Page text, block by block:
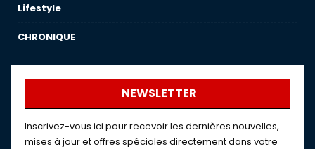
Lifestyle
CHRONIQUE
NEWSLETTER
Inscrivez-vous ici pour recevoir les dernières nouvelles,
mises à jour et offres spéciales directement dans votre